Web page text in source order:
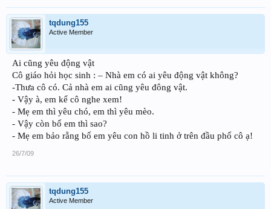
tqdung155
Active Member
Ai cũng yêu động vật
Cô giáo hỏi học sinh : – Nhà em có ai yêu động vật không?
-Thưa cô có. Cả nhà em ai cũng yêu đông vật.
- Vậy à, em kể cô nghe xem!
- Mẹ em thì yêu chó, em thì yêu mèo.
- Vậy còn bố em thì sao?
- Mẹ em bảo rằng bố em yêu con hồ li tinh ở trên đầu phố cô ạ!
26/7/09
tqdung155
Active Member